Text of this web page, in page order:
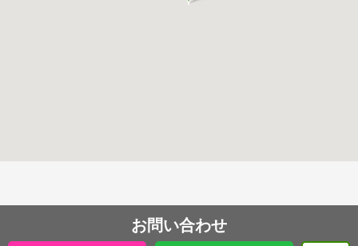
お問い合わせ